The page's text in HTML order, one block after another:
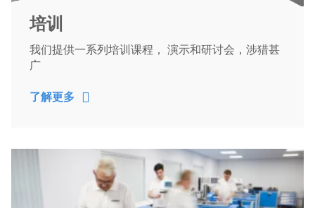
培训
我们提供一系列培训课程， 演示和研讨会，涉猎甚
广
了解更多